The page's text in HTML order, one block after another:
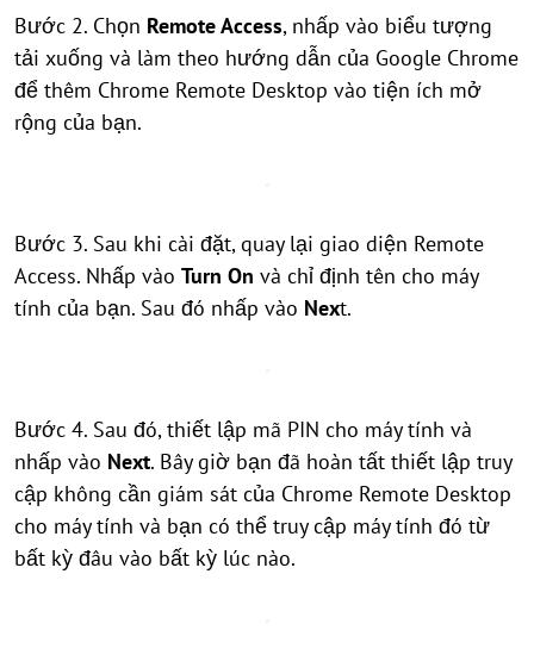
Bước 2. Chọn Remote Access, nhấp vào biểu tượng
tải xuống và làm theo hướng dẫn của Google Chrome
để thêm Chrome Remote Desktop vào tiện ích mở
rộng của bạn.
Bước 3. Sau khi cài đặt, quay lại giao diện Remote
Access. Nhấp vào Turn On và chỉ định tên cho máy
tính của bạn. Sau đó nhấp vào Next.
Bước 4. Sau đó, thiết lập mã PIN cho máy tính và
nhấp vào Next. Bây giờ bạn đã hoàn tất thiết lập truy
cập không cần giám sát của Chrome Remote Desktop
cho máy tính và bạn có thể truy cập máy tính đó từ
bất kỳ đâu vào bất kỳ lúc nào.